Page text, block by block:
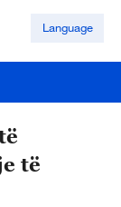
Language
të